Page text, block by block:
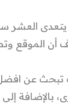
يتعدى العشر
الموقع
عن افضل